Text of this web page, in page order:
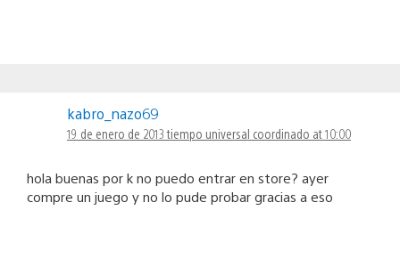
kabro_nazo69
19 de enero de 2013 tiempo universal coordinado at 10:00
hola buenas por k no puedo entrar en store? ayer
compre un juego y no lo pude probar gracias a eso